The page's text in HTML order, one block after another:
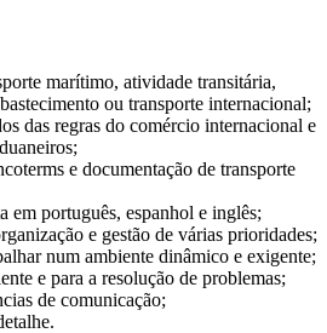
marítimo, atividade transitária,
ou transporte internacional;
das regras do comércio internacional e
e documentação de transporte
em português, espanhol e inglês;
e gestão de várias prioridades;
num ambiente dinâmico e exigente;
e para a resolução de problemas;
de comunicação;